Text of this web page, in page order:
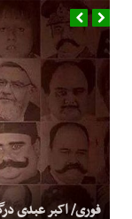
فوری/ اکبر عبدی